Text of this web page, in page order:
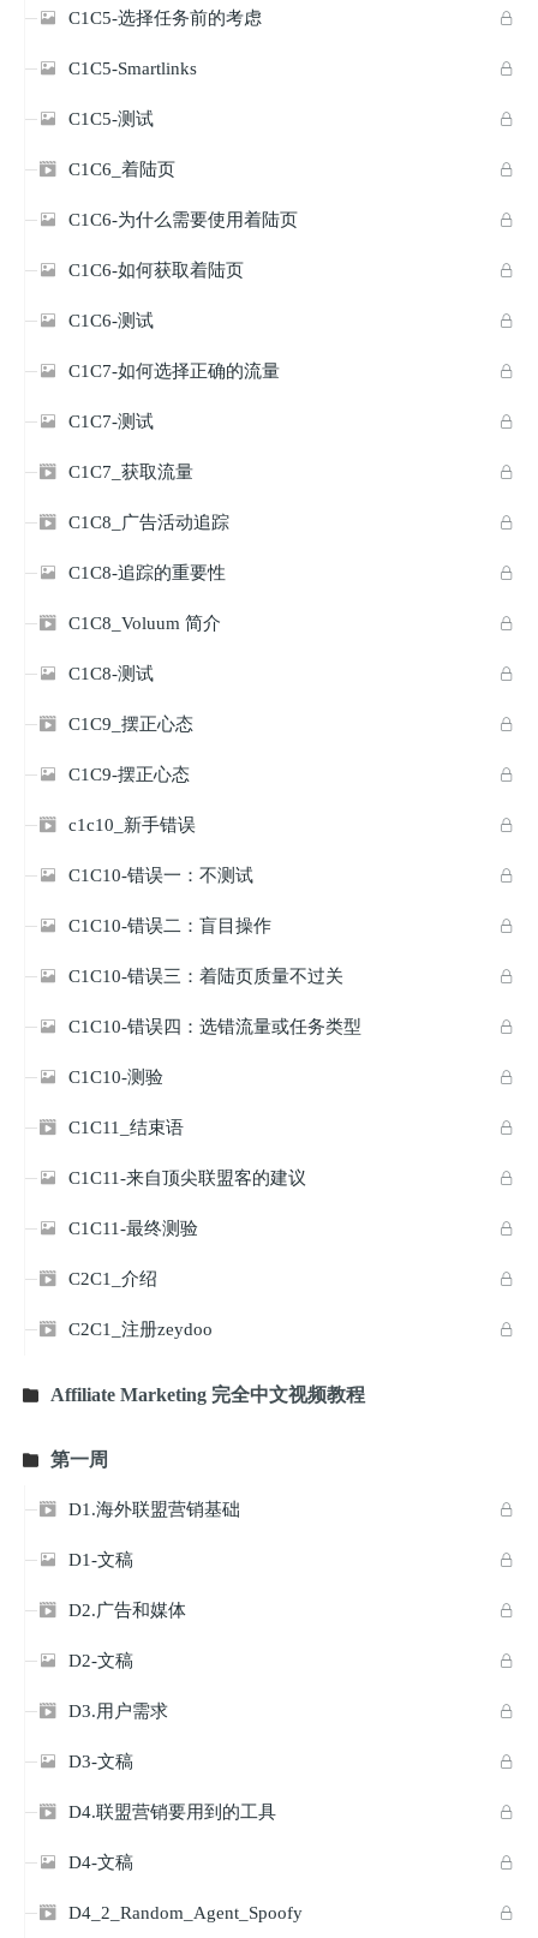

 C1C5-选择任务前的考虑

 C1C5-Smartlinks

 C1C5-测试

 C1C6_着陆页

 C1C6-为什么需要使用着陆页

 C1C6-如何获取着陆页

 C1C6-测试

 C1C7-如何选择正确的流量

 C1C7-测试

 C1C7_获取流量

 C1C8_广告活动追踪

 C1C8-追踪的重要性

 C1C8_Voluum 简介

 C1C8-测试

 C1C9_摆正心态

 C1C9-摆正心态

 c1c10_新手错误

 C1C10-错误一：不测试

 C1C10-错误二：盲目操作

 C1C10-错误三：着陆页质量不过关

 C1C10-错误四：选错流量或任务类型

 C1C10-测验

 C1C11_结束语

 C1C11-来自顶尖联盟客的建议

 C1C11-最终测验

 C2C1_介绍

 C2C1_注册zeydoo
 Affiliate Marketing 完全中文视频教程
 第一周

 D1.海外联盟营销基础

 D1-文稿

 D2.广告和媒体

 D2-文稿

 D3.用户需求

 D3-文稿

 D4.联盟营销要用到的工具

 D4-文稿

 D4_2_Random_Agent_Spoofy